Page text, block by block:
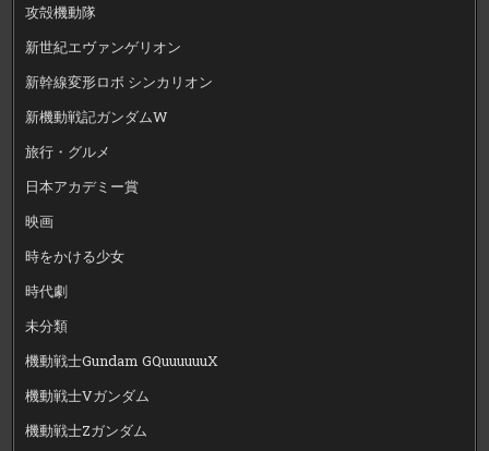
攻殻機動隊
新世紀エヴァンゲリオン
新幹線変形ロボ シンカリオン
新機動戦記ガンダムW
旅行・グルメ
日本アカデミー賞
映画
時をかける少女
時代劇
未分類
機動戦士Gundam GQuuuuuuX
機動戦士Vガンダム
機動戦士Zガンダム